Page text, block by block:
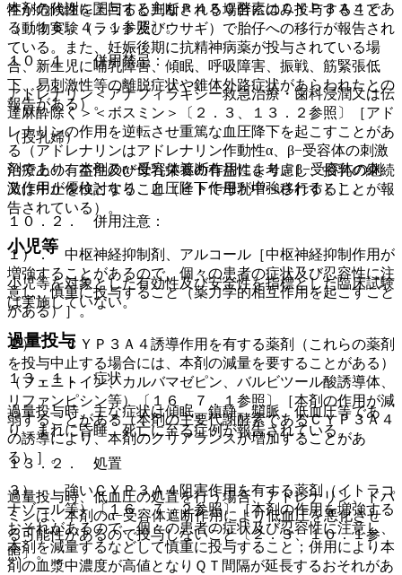
性が危険性を上回ると判断される場合にのみ投与すること
（動物実験（ラット及びウサギ）で胎仔への移行が報告され
ている。また、妊娠後期に抗精神病薬が投与されている場
合、新生児に哺乳障害、傾眠、呼吸障害、振戦、筋緊張低
下、易刺激性等の離脱症状や錐体外路症状があらわれたとの
報告がある）。
（授乳婦）
治療上の有益性及び母乳栄養の有益性を考慮し、授乳の継続
又は中止を検討すること（ヒトで母乳中へ移行することが報
告されている）。
小児等
小児等を対象とした有効性及び安全性を指標とした臨床試験
は実施していない。
過量投与
１３．１． 症状
過量投与時、主な症状は傾眠、鎮静、頻脈、低血圧等であ
り、まれに昏睡、死亡に至る症例が報告されている。
１３．２． 処置
過量投与時、低血圧の処置を行う場合、アドレナリン、ドパ
ミンは、本剤のα−受容体遮断作用により低血圧を悪化させ
る可能性があるので投与しないこと〔２．３、１０．１参
照〕。
本剤の代謝に関与する主なＰ４５０酵素はＣＹＰ３Ａ４であ
る〔１６．４．１参照〕。
１０．１． 併用禁忌：
アドレナリン＜アナフィラキシー救急治療・歯科浸潤又は伝
達麻酔除く＞＜ボスミン＞〔２．３、１３．２参照〕［アド
レナリンの作用を逆転させ重篤な血圧降下を起こすことがあ
る（アドレナリンはアドレナリン作動性α、β−受容体の刺激
剤であり、本剤のα−受容体遮断作用により、β−受容体の刺
激作用が優位となり、血圧降下作用が増強される）］。
１０．２． 併用注意：
１）． 中枢神経抑制剤、アルコール［中枢神経抑制作用が
増強することがあるので、個々の患者の症状及び忍容性に注
意し、慎重に投与すること（薬力学的相互作用を起こすこと
がある）］。
２）． ＣＹＰ３Ａ４誘導作用を有する薬剤（これらの薬剤
を投与中止する場合には、本剤の減量を要することがある）
（フェニトイン、カルバマゼピン、バルビツール酸誘導体、
リファンピシン等）〔１６．７．１参照〕［本剤の作用が減
弱することがある（本剤の主要代謝酵素であるＣＹＰ３Ａ４
の誘導により、本剤のクリアランスが増加することがあ
る）］。
３）． 強いＣＹＰ３Ａ４阻害作用を有する薬剤（イトラコ
ナゾール等）〔１６．７．２参照〕［本剤の作用を増強する
おそれがあるので、個々の患者の症状及び忍容性に注意し、
本剤を減量するなどして慎重に投与すること；併用により本
剤の血漿中濃度が高値となりＱＴ間隔が延長するおそれがあ